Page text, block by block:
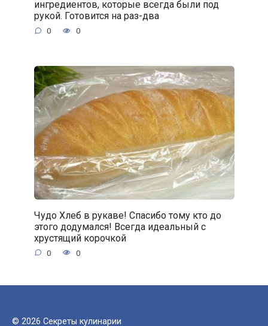
ингредиентов, которые всегда были под
рукой. Готовится на раз-два
0 0
Чудо Хлеб в рукаве! Спасибо тому кто до
этого додумался! Всегда идеальный с
хрустящий корочкой
0 0
© 2026 Секреты кулинарии